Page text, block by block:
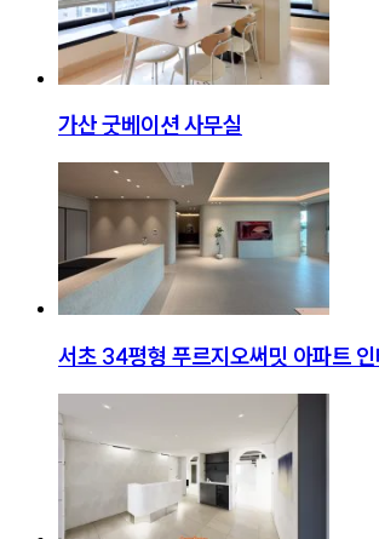
가산 굿베이션 사무실
서초 34평형 푸르지오써밋 아파트 인